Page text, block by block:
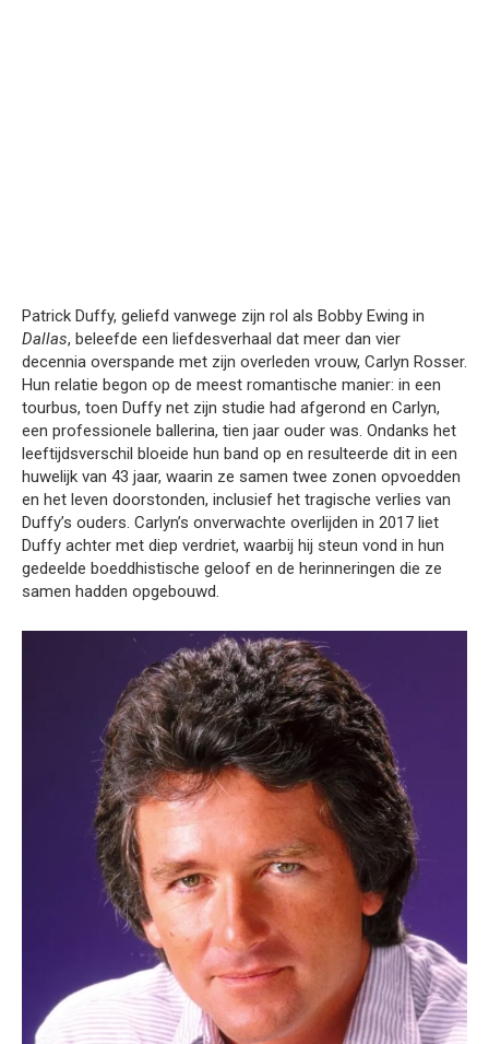
Patrick Duffy, geliefd vanwege zijn rol als Bobby Ewing in
Dallas, beleefde een liefdesverhaal dat meer dan vier
decennia overspande met zijn overleden vrouw, Carlyn Rosser.
Hun relatie begon op de meest romantische manier: in een
tourbus, toen Duffy net zijn studie had afgerond en Carlyn,
een professionele ballerina, tien jaar ouder was. Ondanks het
leeftijdsverschil bloeide hun band op en resulteerde dit in een
huwelijk van 43 jaar, waarin ze samen twee zonen opvoedden
en het leven doorstonden, inclusief het tragische verlies van
Duffy’s ouders. Carlyn’s onverwachte overlijden in 2017 liet
Duffy achter met diep verdriet, waarbij hij steun vond in hun
gedeelde boeddhistische geloof en de herinneringen die ze
samen hadden opgebouwd.